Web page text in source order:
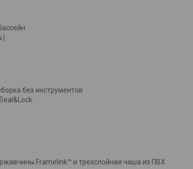
без инструментов
Framelink™ и трехслойная чаша из ПВХ